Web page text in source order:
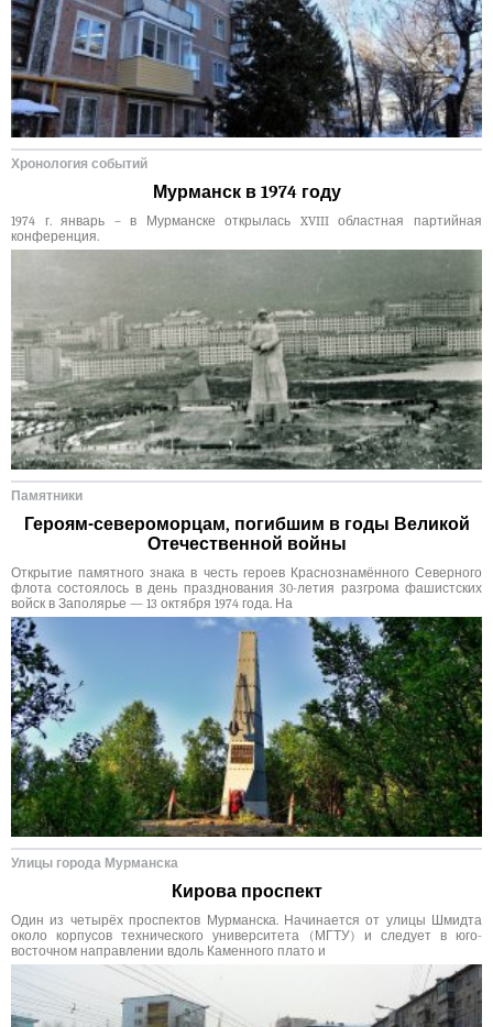
Хронология событий
Мурманск в 1974 году
1974 г. январь – в Мурманске открылась XVIII областная партийная
конференция.
Памятники
Героям-североморцам, погибшим в годы Великой
Отечественной войны
Открытие памятного знака в честь героев Краснознамённого Северного
флота состоялось в день празднования 30-летия разгрома фашистских
войск в Заполярье — 13 октября 1974 года. На
Улицы города Мурманска
Кирова проспект
Один из четырёх проспектов Мурманска. Начинается от улицы Шмидта
около корпусов технического университета (МГТУ) и следует в юго-
восточном направлении вдоль Каменного плато и